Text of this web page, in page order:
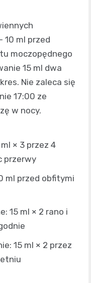
10 ml przed
moczopędnego
15 ml dwa
Nie zaleca się
17:00 ze
w nocy.
× 3 przez 4
przerwy
ml przed obfitymi
15 ml × 2 rano i
15 ml × 2 przez